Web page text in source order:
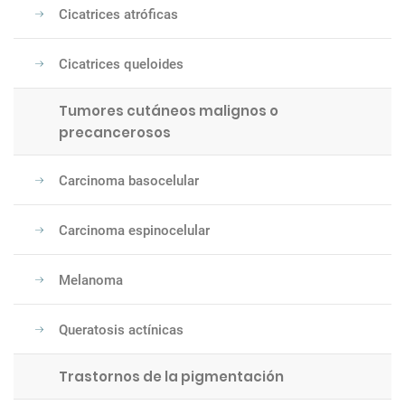
Cicatrices atróficas
Cicatrices queloides
Tumores cutáneos malignos o
precancerosos
Carcinoma basocelular
Carcinoma espinocelular
Melanoma
Queratosis actínicas
Trastornos de la pigmentación